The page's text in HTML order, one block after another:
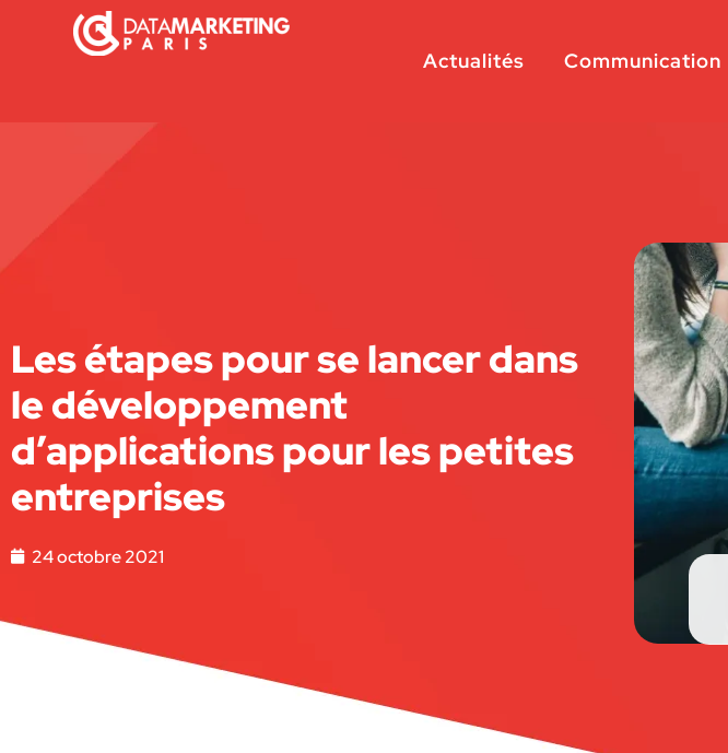
Actualités Communication
Les étapes pour se lancer dans
le développement
d’applications pour les petites
entreprises
24 octobre 2021